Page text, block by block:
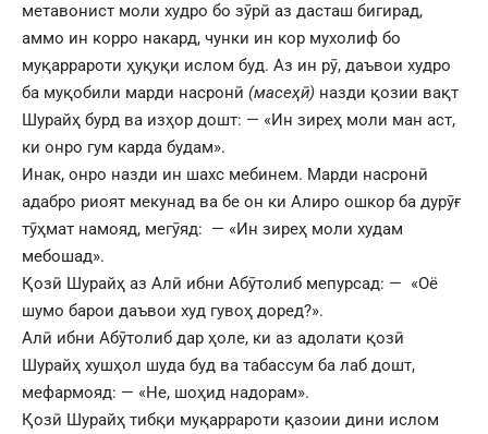
метавонист моли худро бо зӯрӣ аз дасташ бигирад,
аммо ин корро накард, чунки ин кор мухолиф бо
муқаррароти ҳуқуқи ислом буд. Аз ин рӯ, даъвои худро
ба муқобили марди насронӣ (масеҳӣ) назди қозии вақт
Шурайҳ бурд ва изҳор дошт: — «Ин зиреҳ моли ман аст,
ки онро гум карда будам».
Инак, онро назди ин шахс мебинем. Марди насронӣ
адабро риоят мекунад ва бе он ки Алиро ошкор ба дурӯғ
тӯҳмат намояд, мегӯяд: — «Ин зиреҳ моли худам
мебошад».
Қозӣ Шурайҳ аз Алӣ ибни Абӯтолиб мепурсад: — «Оё
шумо барои даъвои худ гувоҳ доред?».
Алӣ ибни Абӯтолиб дар ҳоле, ки аз адолати қозӣ
Шурайҳ хушҳол шуда буд ва табассум ба лаб дошт,
мефармояд: — «Не, шоҳид надорам».
Қозӣ Шурайҳ тибқи муқаррароти қазоии дини ислом